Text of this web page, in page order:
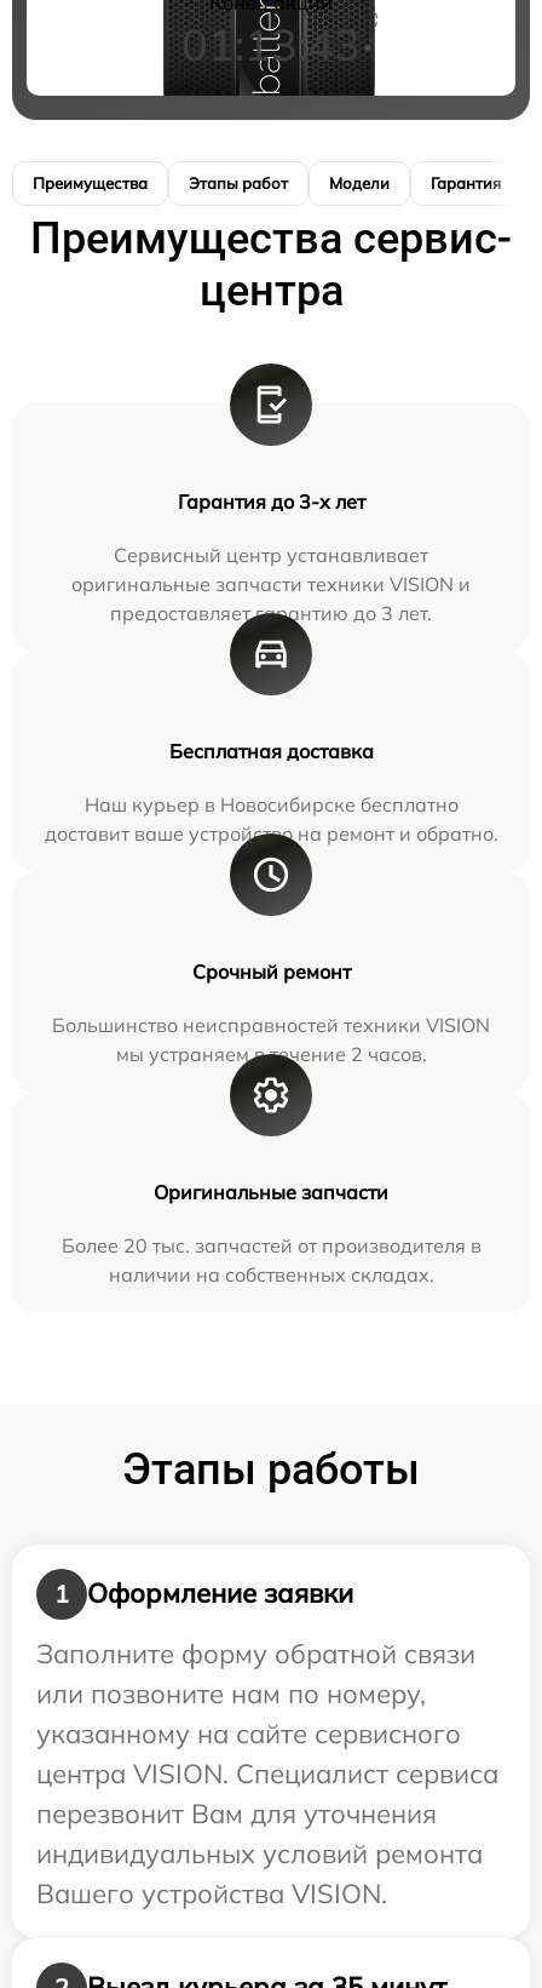
01:13:42
Преимущества Этапы работ Модели Гарантия
Преимущества сервис-
центра
Гарантия до 3-х лет
Сервисный центр устанавливает
оригинальные запчасти техники VISION и
предоставляет гарантию до 3 лет.
Бесплатная доставка
Наш курьер в Новосибирске бесплатно
доставит ваше устройство на ремонт и обратно.
Срочный ремонт
Большинство неисправностей техники VISION
мы устраняем в течение 2 часов.
Оригинальные запчасти
Более 20 тыс. запчастей от производителя в
наличии на собственных складах.
Этапы работы
1
Оформление заявки
Заполните форму обратной связи
или позвоните нам по номеру,
указанному на сайте сервисного
центра VISION. Специалист сервиса
перезвонит Вам для уточнения
индивидуальных условий ремонта
Вашего устройства VISION.